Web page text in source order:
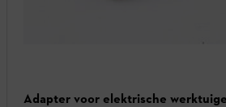
Adapter voor elektrische